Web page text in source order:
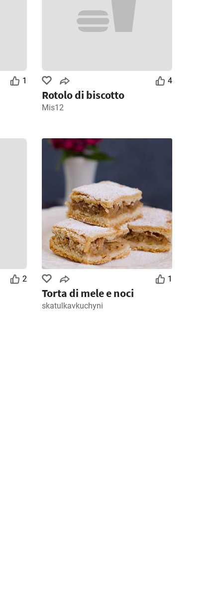
28/07/2026 - 09/08/2026
1 4
Rotolo di biscotto
Mis12
2 1
Torta di mele e noci
skatulkavkuchyni